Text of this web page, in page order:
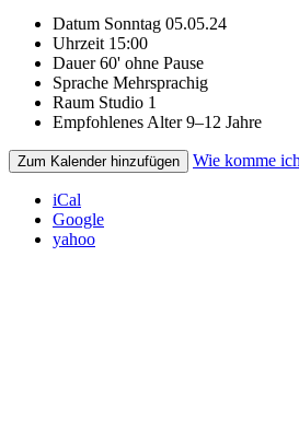
Datum Sonntag 05.05.24
Uhrzeit 15:00
Dauer 60' ohne Pause
Sprache Mehrsprachig
Raum Studio 1
Empfohlenes Alter 9–12 Jahre
Zum Kalender hinzufügen Wie komme
iCal
Google
yahoo